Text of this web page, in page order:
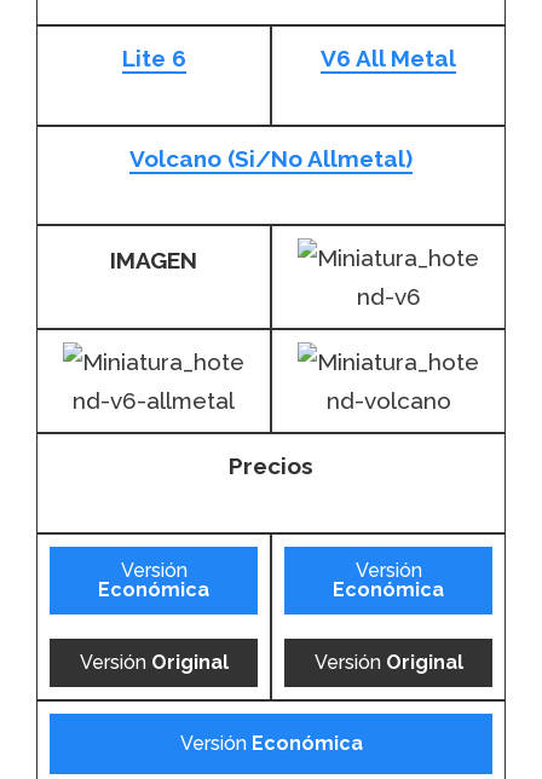
Lite 6 V6 All Metal
Volcano (Si/No Allmetal)
IMAGEN
Precios
Versión
Económica
Versión Original
Versión
Económica
Versión Original
Versión Económica